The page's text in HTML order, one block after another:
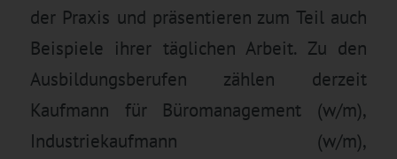
der Praxis und präsentieren zum Teil auch
Beispiele ihrer täglichen Arbeit. Zu den
Ausbildungsberufen zählen derzeit
Kaufmann für Büromanagement (w/m),
Industriekaufmann (w/m),